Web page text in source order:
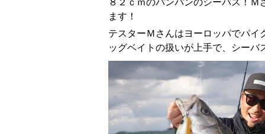
８２ｃｍのパンパンのシーバス！
ます！
テスターＭさんはヨーロッパでパ
ッグベイトの扱いが上手で、シー